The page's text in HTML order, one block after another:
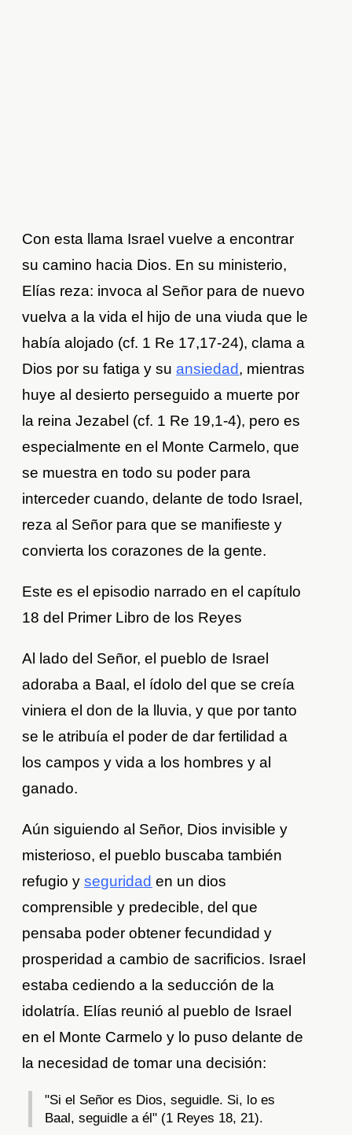
Con esta llama Israel vuelve a encontrar
su camino hacia Dios. En su ministerio,
Elías reza: invoca al Señor para de nuevo
vuelva a la vida el hijo de una viuda que le
había alojado (cf. 1 Re 17,17-24), clama a
Dios por su fatiga y suansiedad, mientras
huye al desierto perseguido a muerte por
la reina Jezabel (cf. 1 Re 19,1-4), pero es
especialmente en el Monte Carmelo, que
se muestra en todo su poder para
interceder cuando, delante de todo Israel,
reza al Señor para que se manifieste y
convierta los corazones de la gente.
Este es el episodio narrado en el capítulo
18 del Primer Libro de los Reyes
Al lado del Señor, el pueblo de Israel
adoraba a Baal, el ídolo del que se creía
viniera el don de la lluvia, y que por tanto
se le atribuía el poder de dar fertilidad a
los campos y vida a los hombres y al
ganado.
Aún siguiendo al Señor, Dios invisible y
misterioso, el pueblo buscaba también
refugio yseguridad en un dios
comprensible y predecible, del que
pensaba poder obtener fecundidad y
prosperidad a cambio de sacrificios. Israel
estaba cediendo a la seducción de la
idolatría. Elías reunió al pueblo de Israel
en el Monte Carmelo y lo puso delante de
la necesidad de tomar una decisión:
"Si el Señor es Dios, seguidle. Si, lo es
Baal, seguidle a él" (1 Reyes 18, 21).